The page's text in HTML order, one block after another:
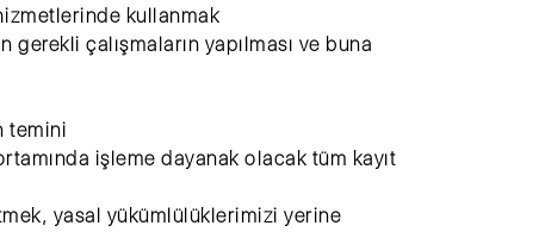
kullanmak
çalışmaların yapılması ve buna
temini
işleme dayanak olacak tüm kayıt
yasal yükümlülüklerimizi yerine